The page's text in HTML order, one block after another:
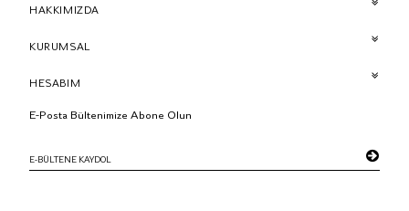
HAKKIMIZDA
KURUMSAL
HESABIM
E-Posta Bültenimize Abone Olun